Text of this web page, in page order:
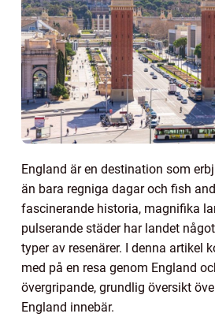
England är en destination som
än bara regniga dagar och fish
fascinerande historia, magnifika
pulserande städer har landet
typer av resenärer. I denna artikel
med på en resa genom England
övergripande, grundlig översikt
England innebär.